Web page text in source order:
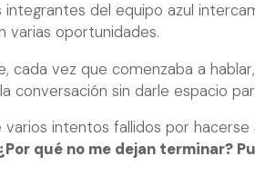
integrantes del equipo azul
varias oportunidades.
cada vez que comenzaba a
conversación sin darle espacio
varios intentos fallidos por hacerse
qué no me dejan terminar?